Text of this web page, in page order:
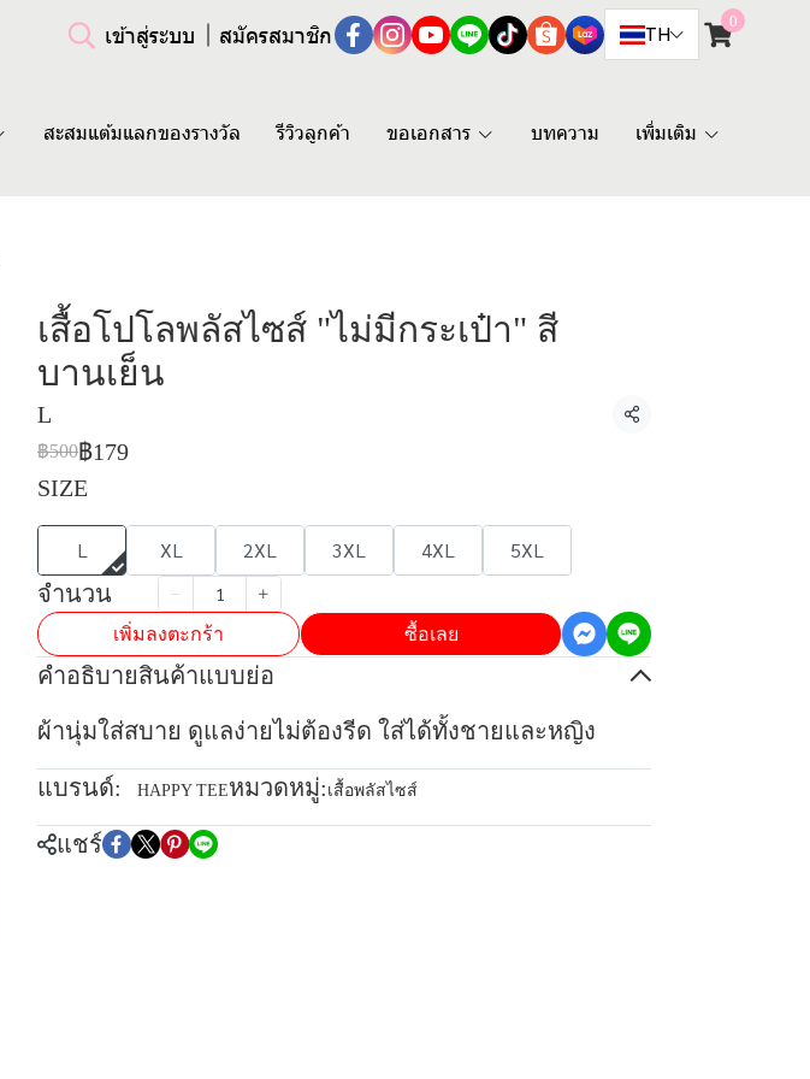
เข้าสู่ระบบ สมัครสมาชิก TH
0
สะสมแต้มแลกของรางวัล รีวิวลูกค้า ขอเอกสาร บทความ เพิ่มเติม
เสื้อโปโลพลัสไซส์ "ไม่มีกระเป๋า" สี
บานเย็น
L
แชร์
฿500฿179
SIZE
L XL 2XL 3XL 4XL 5XL
จำนวน
เพิ่มลงตะกร้า ซื้อเลย
คำอธิบายสินค้าแบบย่อ
ผ้านุ่มใส่สบาย ดูแลง่ายไม่ต้องรีด ใส่ได้ทั้งชายและหญิง
แบรนด์: HAPPY TEEหมวดหมู่: เสื้อพลัสไซส์
แชร์